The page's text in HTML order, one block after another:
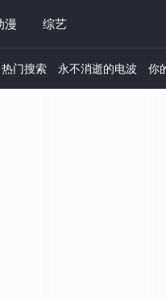
漫 综艺
热门搜索 永不消逝的电波 你